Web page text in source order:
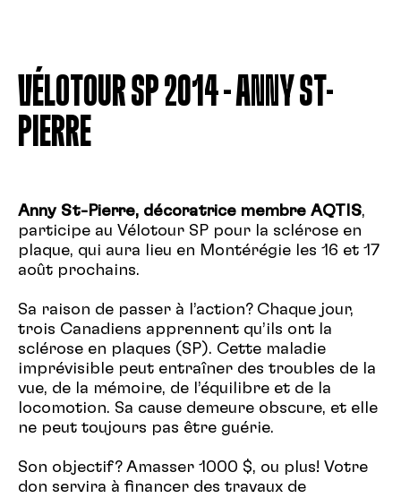
VÉLOTOUR SP 2014 – ANNY ST-
PIERRE
Anny St-Pierre, décoratrice membre AQTIS,
participe au Vélotour SP pour la sclérose en
plaque, qui aura lieu en Montérégie les 16 et 17
août prochains.
Sa raison de passer à l’action? Chaque jour,
trois Canadiens apprennent qu’ils ont la
sclérose en plaques (SP). Cette maladie
imprévisible peut entraîner des troubles de la
vue, de la mémoire, de l’équilibre et de la
locomotion. Sa cause demeure obscure, et elle
ne peut toujours pas être guérie.
Son objectif? Amasser 1000 $, ou plus! Votre
don servira à financer des travaux de